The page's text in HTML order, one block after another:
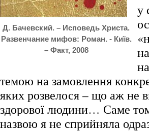
Д. Бачевский. – Исповедь Христа.
Развенчание мифов: Роман. - Київ.
– Факт, 2008
у
темою на замовлення
яких розвелося – що аж не
здорової людини… Саме
назвою я не сприйняла